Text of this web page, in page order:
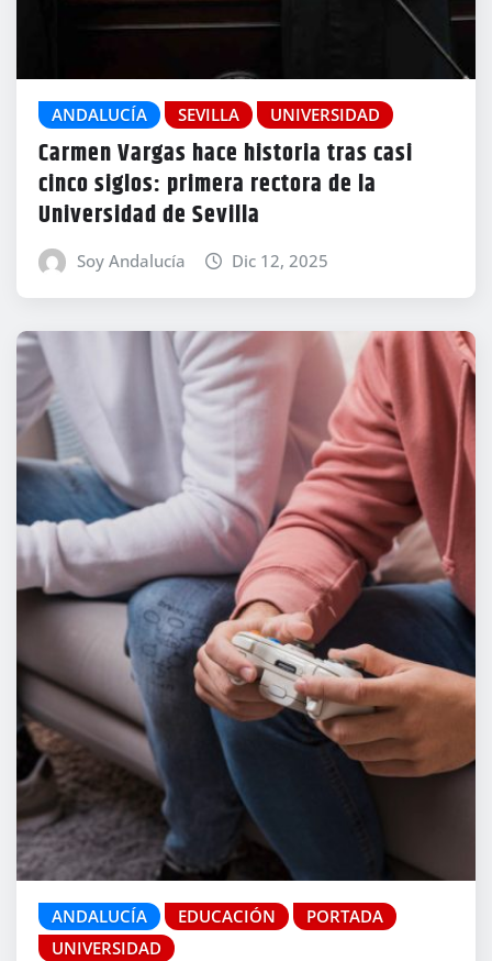
ANDALUCÍA SEVILLA UNIVERSIDAD
Carmen Vargas hace historia tras casi
cinco siglos: primera rectora de la
Universidad de Sevilla
Soy Andalucía Dic 12, 2025
ANDALUCÍA EDUCACIÓN
PORTADA
UNIVERSIDAD